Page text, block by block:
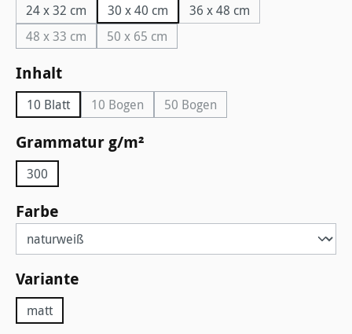
24 x 32 cm 30 x 40 cm
36 x 48 cm
48 x 33 cm(Diese Option ist zurzeit nicht verfügbar.)
50 x 65 cm(Diese Option ist zurzeit nicht verfügbar.)
Inhaltauswählen
10 Blatt 10 Bogen(Diese Option ist zurzeit nicht verfügbar.)
50 Bogen(Diese Option ist zurzeit nicht
Grammatur g/m²
300
Farbe
Variante
matt